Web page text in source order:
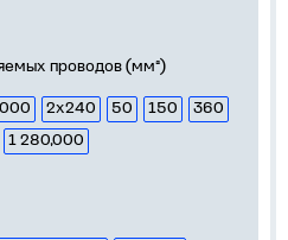
проводов (мм²)
2х240 50 150
360
1 280,000